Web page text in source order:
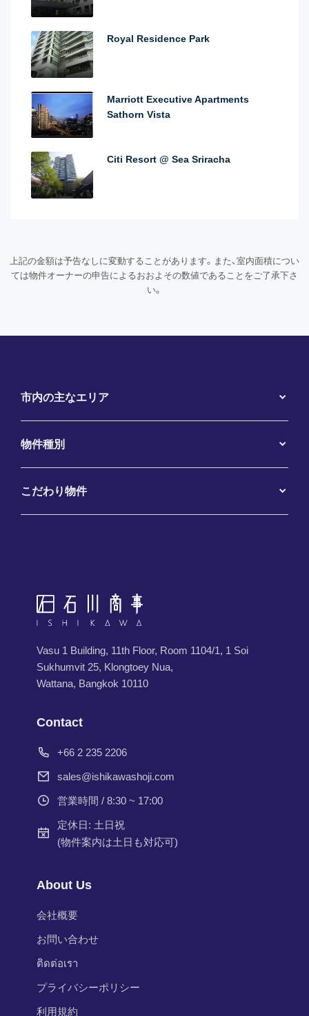
Royal Residence Park
Marriott Executive Apartments
Sathorn Vista
Citi Resort @ Sea Sriracha
上記の金額は予告なしに変動することがあります。また、室内面積につい
ては物件オーナーの申告によるおおよその数値であることをご了承下さ
い。
市内の主なエリア
物件種別
こだわり物件
Vasu 1 Building, 11th Floor, Room 1104/1, 1 Soi
Sukhumvit 25, Klongtoey Nua,
Wattana, Bangkok 10110
Contact
+66 2 235 2206
sales@ishikawashoji.com
営業時間 / 8:30 ~ 17:00
定休日: 土日祝
(物件案内は土日も対応可)
About Us
会社概要
お問い合わせ
ติดต่อเรา
プライバシーポリシー
利用規約